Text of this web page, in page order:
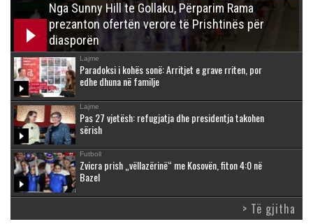
Nga Sunny Hill te Gollaku, Përparim Rama
prezanton ofertën verore të Prishtinës për
diasporën
Lajme
Paradoksi i kohës sonë: Arritjet e grave rriten, por
edhe dhuna në familje
Lajme
Pas 27 vjetësh: refugjatja dhe presidentja takohen
sërish
Futboll
Zvicra prish „vëllazërinë“ me Kosovën, fiton 4:0 në
Bazel
> Të gjitha